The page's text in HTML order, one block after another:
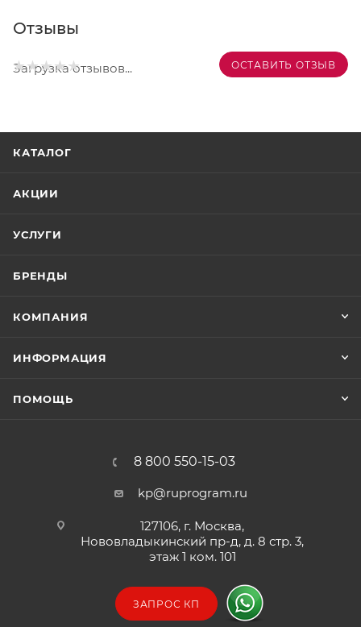
Отзывы
ОСТАВИТЬ ОТЗЫВ
Загрузка отзывов...
КАТАЛОГ
АКЦИИ
УСЛУГИ
БРЕНДЫ
КОМПАНИЯ
ИНФОРМАЦИЯ
ПОМОЩЬ
8 800 550-15-03
kp@ruprogram.ru
127106, г. Москва,
Нововладыкинский пр-д, д. 8 стр. 3,
этаж 1 ком. 101
ЗАПРОС КП